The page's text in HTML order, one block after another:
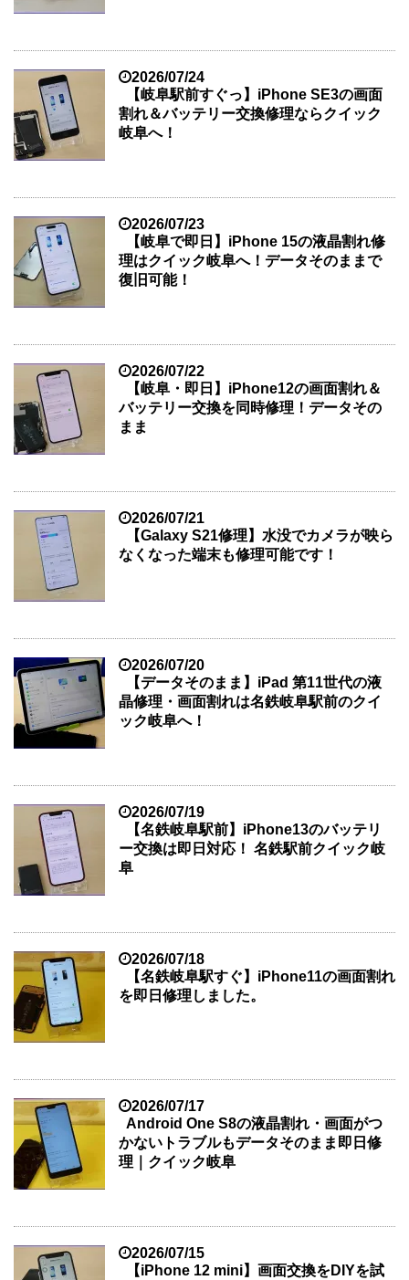
2026/07/24
【岐阜駅前すぐっ】iPhone SE3の画面
割れ＆バッテリー交換修理ならクイック
岐阜へ！
2026/07/23
【岐阜で即日】iPhone 15の液晶割れ修
理はクイック岐阜へ！データそのままで
復旧可能！
2026/07/22
【岐阜・即日】iPhone12の画面割れ＆
バッテリー交換を同時修理！データその
まま
2026/07/21
【Galaxy S21修理】水没でカメラが映ら
なくなった端末も修理可能です！
2026/07/20
【データそのまま】iPad 第11世代の液
晶修理・画面割れは名鉄岐阜駅前のクイ
ック岐阜へ！
2026/07/19
【名鉄岐阜駅前】iPhone13のバッテリ
ー交換は即日対応！ 名鉄駅前クイック岐
阜
2026/07/18
【名鉄岐阜駅すぐ】iPhone11の画面割れ
を即日修理しました。
2026/07/17
Android One S8の液晶割れ・画面がつ
かないトラブルもデータそのまま即日修
理｜クイック岐阜
2026/07/15
【iPhone 12 mini】画面交換をDIYを試